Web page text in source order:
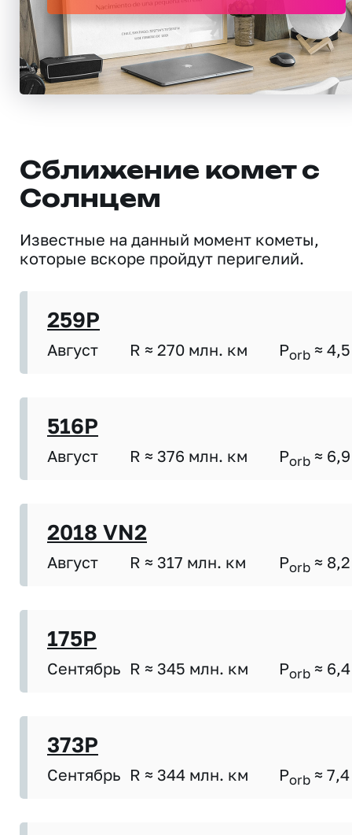
Сближение комет с
Солнцем
Известные на данный момент кометы,
которые вскоре пройдут перигелий.
259P
Август R ≈ 270 млн. км Porb ≈ 4,5
516P
Август R ≈ 376 млн. км Porb ≈ 6,9
2018 VN2
Август R ≈ 317 млн. км Porb ≈ 8,2
175P
Сентябрь R ≈ 345 млн. км Porb ≈ 6,4
373P
Сентябрь R ≈ 344 млн. км Porb ≈ 7,4